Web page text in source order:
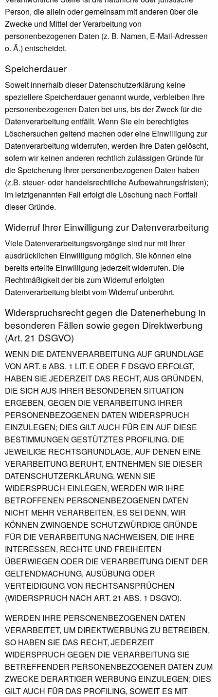
Person, die allein oder gemeinsam mit anderen über die
Zwecke und Mittel der Verarbeitung von
personenbezogenen Daten (z. B. Namen, E-Mail-Adressen
o. Ä.) entscheidet.
Speicherdauer
Soweit innerhalb dieser Datenschutzerklärung keine
speziellere Speicherdauer genannt wurde, verbleiben Ihre
personenbezogenen Daten bei uns, bis der Zweck für die
Datenverarbeitung entfällt. Wenn Sie ein berechtigtes
Löschersuchen geltend machen oder eine Einwilligung zur
Datenverarbeitung widerrufen, werden Ihre Daten gelöscht,
sofern wir keinen anderen rechtlich zulässigen Gründe für
die Speicherung Ihrer personenbezogenen Daten haben
(z.B. steuer- oder handelsrechtliche Aufbewahrungsfristen);
im letztgenannten Fall erfolgt die Löschung nach Fortfall
dieser Gründe.
Widerruf Ihrer Einwilligung zur Datenverarbeitung
Viele Datenverarbeitungsvorgänge sind nur mit Ihrer
ausdrücklichen Einwilligung möglich. Sie können eine
bereits erteilte Einwilligung jederzeit widerrufen. Die
Rechtmäßigkeit der bis zum Widerruf erfolgten
Datenverarbeitung bleibt vom Widerruf unberührt.
Widerspruchsrecht gegen die Datenerhebung in
besonderen Fällen sowie gegen Direktwerbung
(Art. 21 DSGVO)
WENN DIE DATENVERARBEITUNG AUF GRUNDLAGE
VON ART. 6 ABS. 1 LIT. E ODER F DSGVO ERFOLGT,
HABEN SIE JEDERZEIT DAS RECHT, AUS GRÜNDEN,
DIE SICH AUS IHRER BESONDEREN SITUATION
ERGEBEN, GEGEN DIE VERARBEITUNG IHRER
PERSONENBEZOGENEN DATEN WIDERSPRUCH
EINZULEGEN; DIES GILT AUCH FÜR EIN AUF DIESE
BESTIMMUNGEN GESTÜTZTES PROFILING. DIE
JEWEILIGE RECHTSGRUNDLAGE, AUF DENEN EINE
VERARBEITUNG BERUHT, ENTNEHMEN SIE DIESER
DATENSCHUTZERKLÄRUNG. WENN SIE
WIDERSPRUCH EINLEGEN, WERDEN WIR IHRE
BETROFFENEN PERSONENBEZOGENEN DATEN
NICHT MEHR VERARBEITEN, ES SEI DENN, WIR
KÖNNEN ZWINGENDE SCHUTZWÜRDIGE GRÜNDE
FÜR DIE VERARBEITUNG NACHWEISEN, DIE IHRE
INTERESSEN, RECHTE UND FREIHEITEN
ÜBERWIEGEN ODER DIE VERARBEITUNG DIENT DER
GELTENDMACHUNG, AUSÜBUNG ODER
VERTEIDIGUNG VON RECHTSANSPRÜCHEN
(WIDERSPRUCH NACH ART. 21 ABS. 1 DSGVO).
WERDEN IHRE PERSONENBEZOGENEN DATEN
VERARBEITET, UM DIREKTWERBUNG ZU BETREIBEN,
SO HABEN SIE DAS RECHT, JEDERZEIT
WIDERSPRUCH GEGEN DIE VERARBEITUNG SIE
BETREFFENDER PERSONENBEZOGENER DATEN ZUM
ZWECKE DERARTIGER WERBUNG EINZULEGEN; DIES
GILT AUCH FÜR DAS PROFILING, SOWEIT ES MIT